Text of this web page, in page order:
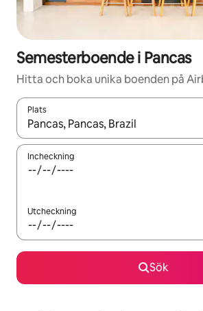
Semesterboende i Pancas
Hitta och boka unika boenden på
Plats
När resultaten är tillgängliga kan du
Incheckning
Utcheckning
Sök